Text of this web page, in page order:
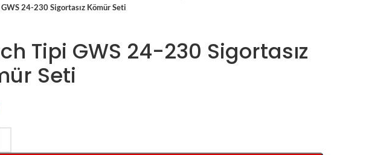
24-230 Sigortasız Kömür Seti
Tipi GWS 24-230 Sigortasız
Seti